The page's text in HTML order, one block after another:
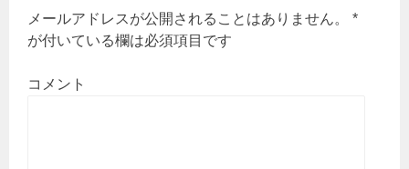
ン
メールアドレスが公開されることはありません。
*
が付いている欄は必須項目です
コメント